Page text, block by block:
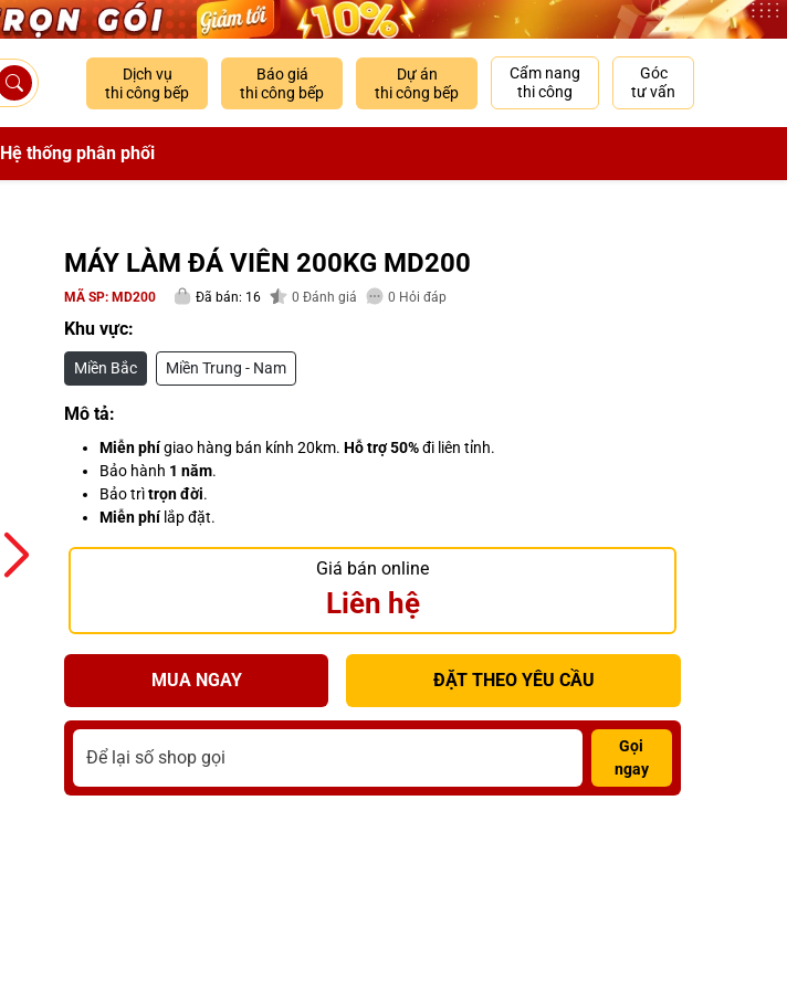
Dịch vụ
thi công bếp
Báo giá
thi công bếp
Dự án
thi công bếp
Cẩm nang
thi công
Góc
tư vấn
Hệ thống phân phối
MÁY LÀM ĐÁ VIÊN 200KG MD200
MÃ SP: MD200 Đã bán: 16 0 Đánh giá 0 Hỏi đáp
Khu vực:
Miền Bắc Miền Trung - Nam
Mô tả:
Miễn phígiao hàng bán kính 20km. Hỗ trợ 50%đi liên tỉnh.
Bảo hành 1 năm.
Bảo trìtrọn đời.
Miễn phílắp đặt.
Giá bán online
Liên hệ
MUA NGAY ĐẶT THEO YÊU CẦU
Gọi
ngay